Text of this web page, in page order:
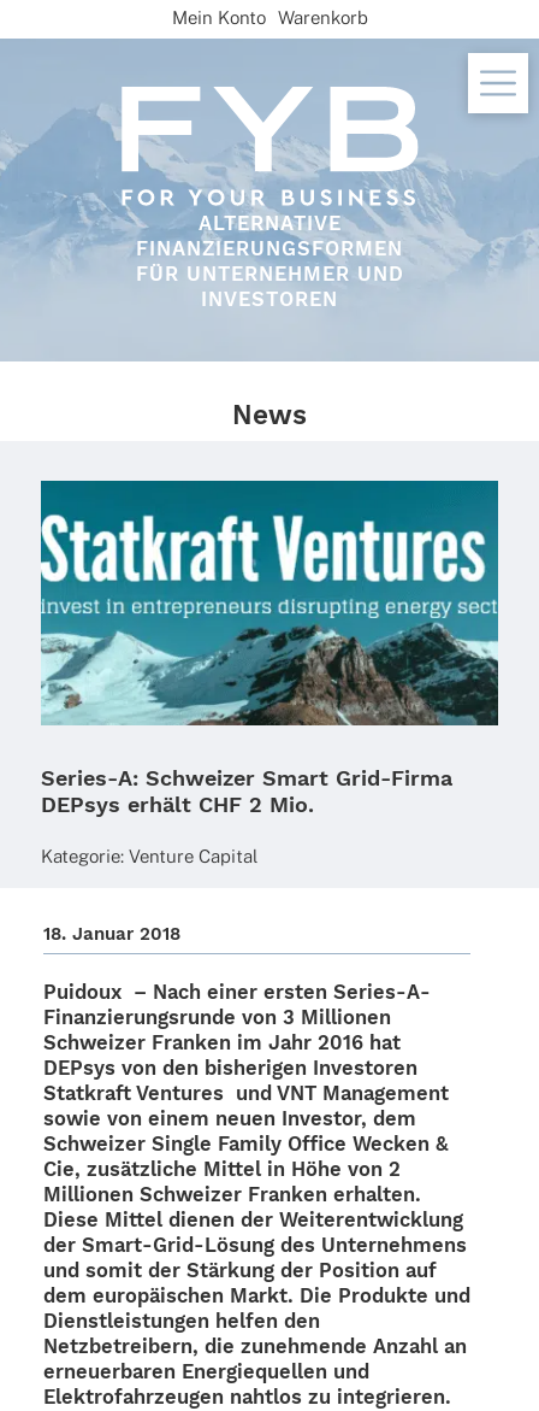
to
ALTERNATIVE
FINANZIERUNGSFORMEN
FÜR UNTERNEHMER UND
INVESTOREN
Mein Konto Warenkorb
News
Series‑A: Schweizer Smart Grid-Firma
DEPsys erhält CHF 2 Mio.
Kate­go­rie:Venture Capi­tal
18. Januar 2018
Puidoux – Nach einer ersten Series-A-
Finan­­zie­rungs­­runde von 3 Millio­nen
Schwei­zer Fran­ken im Jahr 2016 hat
DEPsys von den bishe­ri­gen Inves­to­ren
Stat­kraft Ventures und VNT Manage­ment
sowie von einem neuen Inves­tor, dem
Schwei­zer Single Family Office Wecken &
Cie, zusätz­li­che Mittel in Höhe von 2
Millio­nen Schwei­zer Fran­ken erhal­ten.
Diese Mittel dienen der Weiter­ent­wick­lung
der Smart-Grid-Lösung des Unter­neh­mens
und somit der Stär­kung der Posi­tion auf
dem euro­päi­schen Markt. Die Produkte und
Dienst­leis­tun­gen helfen den
Netz­be­trei­bern, die zuneh­mende Anzahl an
erneu­er­ba­ren Ener­gie­quel­len und
Elek­tro­fahr­zeu­gen naht­los zu integrieren.